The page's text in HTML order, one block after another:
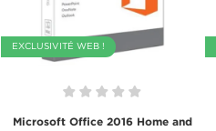
EXCLUSIVITÉ WEB !
Microsoft Office 2016 Home and